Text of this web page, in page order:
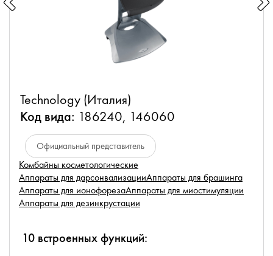
Technology (Италия)
Код вида: 186240, 146060
Официальный представитель
Комбайны косметологические
Аппараты для дарсонвализацииАппараты для брашинга
Аппараты для ионофорезаАппараты для миостимуляции
Аппараты для дезинкрустации
10 встроенных функций: